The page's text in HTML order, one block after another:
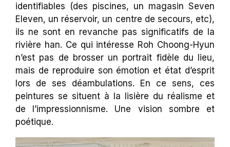
identifiables (des piscines, un magasin Seven
Eleven, un réservoir, un centre de secours, etc),
ils ne sont en revanche pas significatifs de la
rivière han. Ce qui intéresse Roh Choong-Hyun
n’est pas de brosser un portrait fidèle du lieu,
mais de reproduire son émotion et état d’esprit
lors de ses déambulations. En ce sens, ces
peintures se situent à la lisière du réalisme et
de l’impressionnisme. Une vision sombre et
poétique.